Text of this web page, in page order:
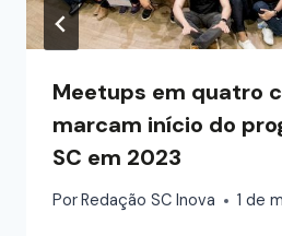
Meetups em quatro
marcam início do
SC em 2023
Por Redação SC Inova 1 de